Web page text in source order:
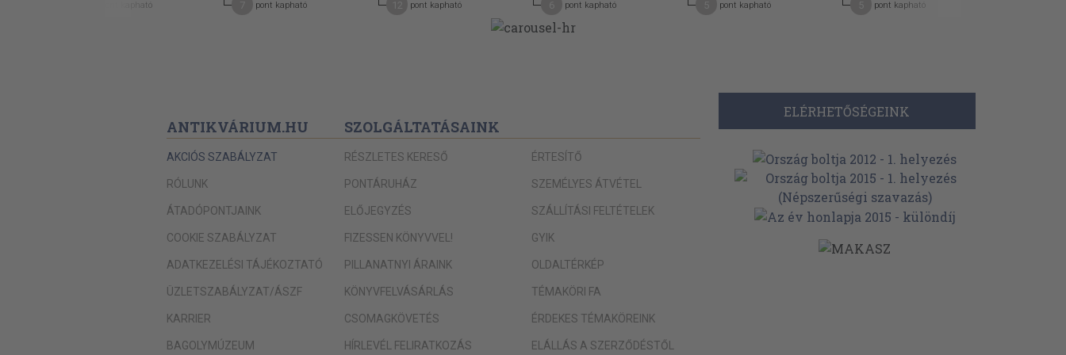
pont kapható pont kapható pont kapható pont kapható pont kapható pont kapható
ANTIKVÁRIUM.HU
AKCIÓS SZABÁLYZAT
RÓLUNK
ÁTADÓPONTJAINK
COOKIE SZABÁLYZAT
ADATKEZELÉSI TÁJÉKOZTATÓ
ÜZLETSZABÁLYZAT/ÁSZF
KARRIER
BAGOLYMÚZEUM
SZOLGÁLTATÁSAINK
RÉSZLETES KERESŐ
PONTÁRUHÁZ
ELŐJEGYZÉS
FIZESSEN KÖNYVVEL!
PILLANATNYI ÁRAINK
KÖNYVFELVÁSÁRLÁS
CSOMAGKÖVETÉS
HÍRLEVÉL FELIRATKOZÁS
ÉRTESÍTŐ
SZEMÉLYES ÁTVÉTEL
SZÁLLÍTÁSI FELTÉTELEK
GYIK
OLDALTÉRKÉP
TÉMAKÖRI FA
ÉRDEKES TÉMAKÖREINK
ELÁLLÁS A SZERZŐDÉSTŐL
ELÉRHETŐSÉGEINK